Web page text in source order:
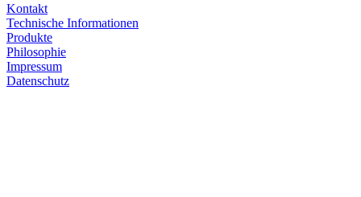
Kontakt
Technische Informationen
Produkte
Philosophie
Impressum
Datenschutz